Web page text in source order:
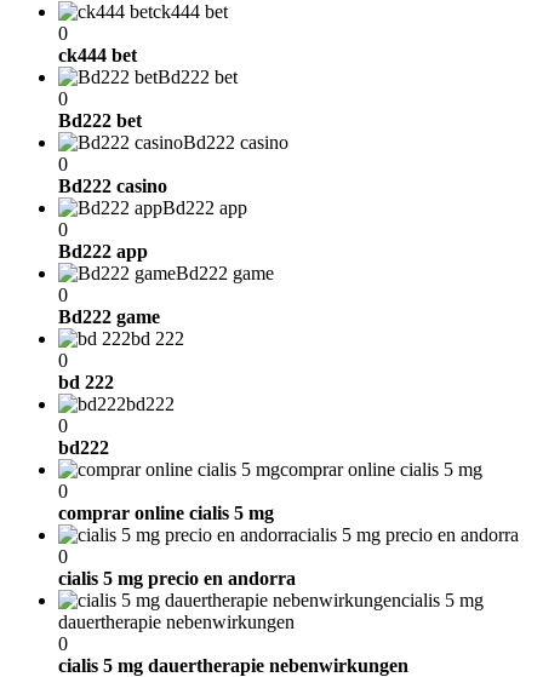
ck444 bet
0
ck444 bet
Bd222 bet
0
Bd222 bet
Bd222 casino
0
Bd222 casino
Bd222 app
0
Bd222 app
Bd222 game
0
Bd222 game
bd 222
0
bd 222
bd222
0
bd222
comprar online cialis 5 mg
0
comprar online cialis 5 mg
cialis 5 mg precio en andorra
0
cialis 5 mg precio en andorra
cialis 5 mg
dauertherapie nebenwirkungen
0
cialis 5 mg dauertherapie nebenwirkungen